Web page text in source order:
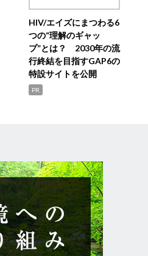
HIV/エイズにまつわる6
つの“理解のギャッ
プ”とは？ 2030年の流
行終結を目指すGAP6の
特設サイトを公開
PR